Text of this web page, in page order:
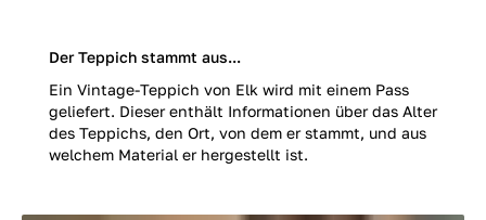
Der Teppich stammt aus...
Ein Vintage-Teppich von Elk wird mit einem Pass
geliefert. Dieser enthält Informationen über das Alter
des Teppichs, den Ort, von dem er stammt, und aus
welchem Material er hergestellt ist.